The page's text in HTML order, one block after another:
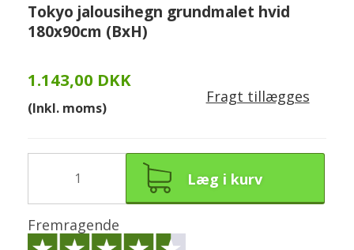
Tokyo jalousihegn grundmalet hvid
180x90cm (BxH)
1.143,00 DKK
(Inkl. moms)
Fragt tillægges
Læg i kurv
Fremragende